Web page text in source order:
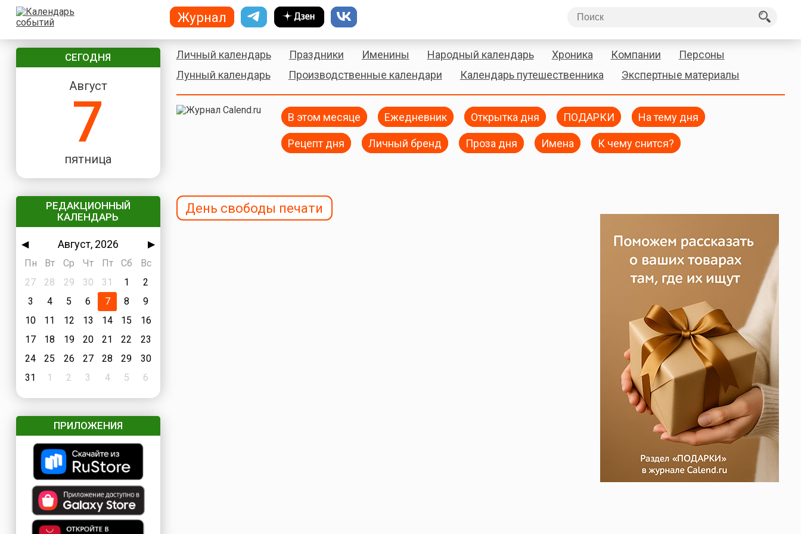
СЕГОДНЯ
Август
7
пятница
РЕДАКЦИОННЫЙ
КАЛЕНДАРЬ
◀ Август, 2026
▶
Пн
Вт Ср Чт Пт Сб
Вс
27
28 29 30 31 1
2
3
4 5 6 7 8
9
10
11 12 13 14 15
16
17
18 19 20 21 22
23
24
25 26 27 28 29
30
31
1 2 3 4 5 6
ПРИЛОЖЕНИЯ
Личный календарь Праздники Именины Народный календарь Хроника Компании
Персоны
Лунный календарь
Производственные календари Календарь путешественника Экспертные материалы
В этом месяце Ежедневник Открытка дня ПОДАРКИ На тему дня
Рецепт дня Личный бренд Проза дня Имена К чему снится?
День свободы печати
Журнал